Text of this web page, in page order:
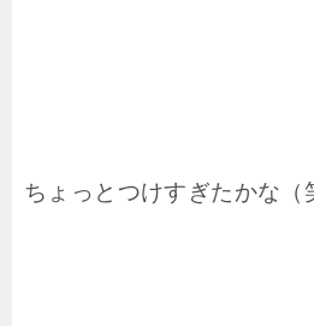
ちょっとつけすぎたかな（